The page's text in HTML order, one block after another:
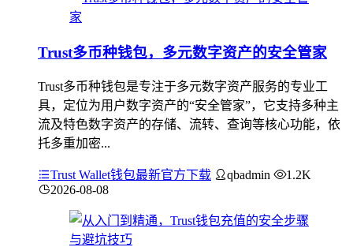
Trust多币种钱包，多元数字资产的安全管家
Trust多币种钱包是专注于多元数字资产服务的专业工
具，定位为用户数字资产的“安全管家”，它支持多种主
流及特色数字资产的存储、流转、查询等核心功能，依
托多重加密...
Trust Wallet钱包最新官方下载 qbadmin
1.2K
2026-08-08